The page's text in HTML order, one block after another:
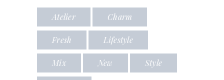
Atelier Charm
Fresh Lifestyle
Mix New Style